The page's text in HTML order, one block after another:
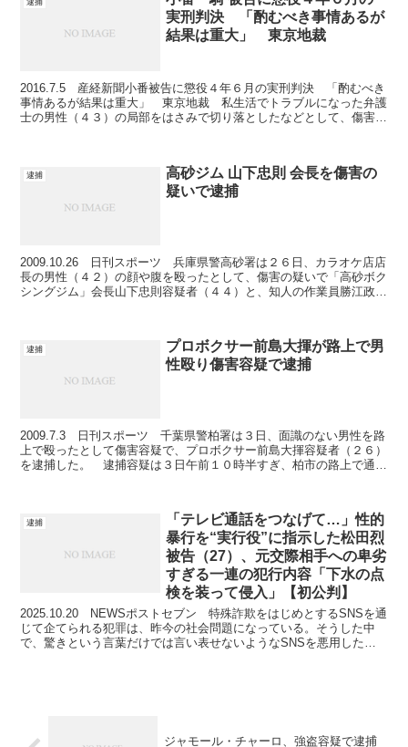
実刑判決 「酌むべき事情あるが
結果は重大」 東京地裁
2016.7.5 産経新聞小番被告に懲役４年６月の実刑判決 「酌むべき
事情あるが結果は重大」 東京地裁 私生活でトラブルになった弁護
士の男性（４３）の局部をはさみで切り落としたなどとして、傷害と
逮捕
高砂ジム 山下忠則 会長を傷害の
疑いで逮捕
2009.10.26 日刊スポーツ 兵庫県警高砂署は２６日、カラオケ店店
長の男性（４２）の顔や腹を殴ったとして、傷害の疑いで「高砂ボク
シングジム」会長山下忠則容疑者（４４）と、知人の作業員勝江政紀
逮捕
プロボクサー前島大揮が路上で男
性殴り傷害容疑で逮捕
2009.7.3 日刊スポーツ 千葉県警柏署は３日、面識のない男性を路
上で殴ったとして傷害容疑で、プロボクサー前島大揮容疑者（２６）
を逮捕した。 逮捕容疑は３日午前１０時半すぎ、柏市の路上で通り
逮捕
「テレビ通話をつなげて…」性的
暴行を“実行役”に指示した松田烈
被告（27）、元交際相手への卑劣
すぎる一連の犯行内容「下水の点
検を装って侵入」【初公判】
2025.10.20 NEWSポストセブン 特殊詐欺をはじめとするSNSを通
じて企てられる犯罪は、昨今の社会問題になっている。そうした中
で、驚きという言葉だけでは言い表せないようなSNSを悪用した事
ジャモール・チャーロ、強盗容疑で逮捕